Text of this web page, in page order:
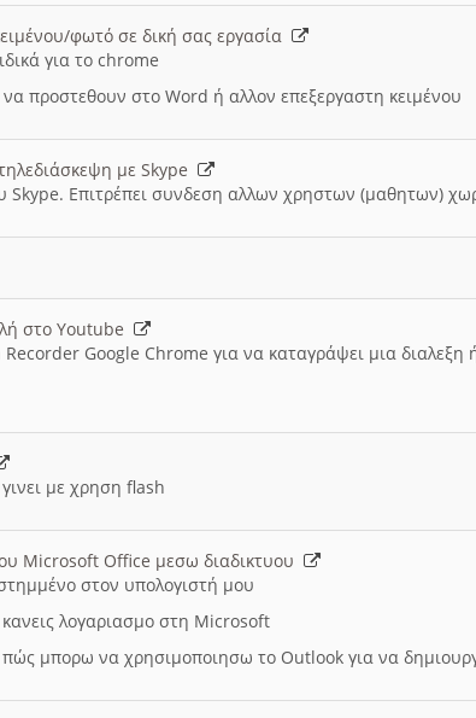
φωτό σε δική σας εργασία
για το chrome
προστεθουν στο Word ή αλλον επεξεργαστη κειμένου
με Skype
Skype. Επιτρέπει συνδεση αλλων χρηστων (μαθητων)
στο Youtube
Recorder Google Chrome για να καταγράψει μια διαλεξη
με χρηση flash
Microsoft Office μεσω διαδικτυου
στον υπολογιστή μου
κανεις λογαριασμο στη Microsoft
πώς μπορω να χρησιμοποιησω το Outlook για να